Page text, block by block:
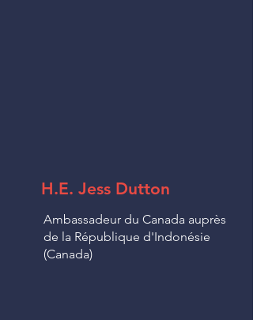
H.E. Jess Dutton
Ambassadeur du Canada auprès
de la République d'Indonésie
(Canada)